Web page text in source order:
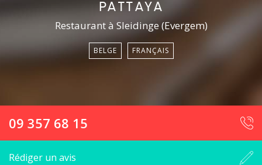
PATTAYA
Restaurant à Sleidinge (Evergem)
BELGE FRANÇAIS
09 357 68 15
Rédiger un avis